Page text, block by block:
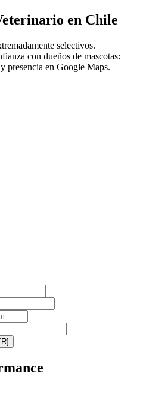
en Chile
selectivos.
con dueños de mascotas:
presencia en Google Maps.